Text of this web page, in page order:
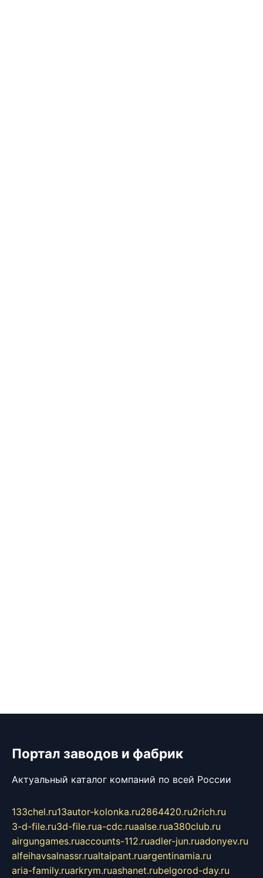
Портал заводов и фабрик
Актуальный каталог компаний по всей России
133chel.ru13autor-kolonka.ru2864420.ru2rich.ru
3-d-file.ru3d-file.rua-cdc.ruaalse.rua380club.ru
airgungames.ruaccounts-112.ruadler-jun.ruadonyev.ru
alfeihavsalnassr.rualtaipant.ruargentinamia.ru
aria-family.ruarkrym.ruashanet.rubelgorod-day.ru